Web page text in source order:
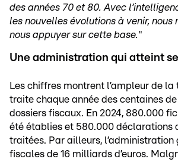
des années 70 et 80. Avec
les nouvelles évolutions à venir, nous
nous appuyer sur cette base."
Une administration qui atteint
Les chiffres montrent l’ampleur de la
traite chaque année des centaines
dossiers fiscaux. En 2024, 880.000
été établies et 580.000 déclarations
traitées. Par ailleurs, l’administration
fiscales de 16 milliards d’euros.